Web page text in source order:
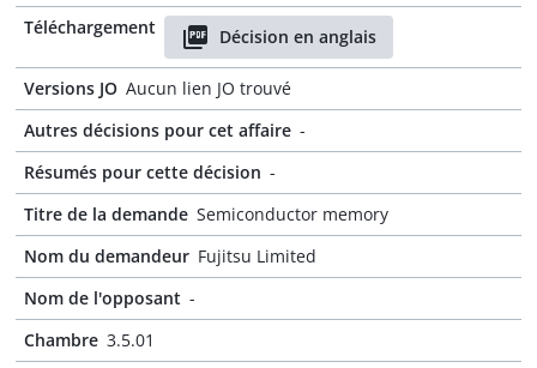
Téléchargement
Décision en anglais
Versions JO Aucun lien JO trouvé
Autres décisions pour cet affaire -
Résumés pour cette décision -
Titre de la demande Semiconductor memory
Nom du demandeur Fujitsu Limited
Nom de l'opposant -
Chambre 3.5.01